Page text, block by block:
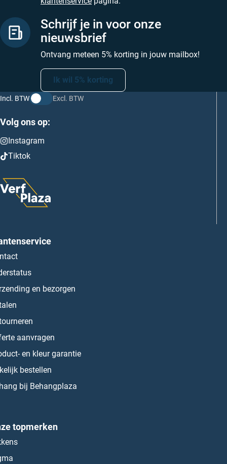
Schrijf je in voor onze
nieuwsbrief
Ontvang meteen 5% korting in jouw mailbox!
Ik wil 5% korting
Incl. BTW Excl. BTW
Volg ons op:
Instagram
Tiktok
en bezorgen
aanvragen
en kleur garantie
bestellen
bij Behangplaza
topmerken